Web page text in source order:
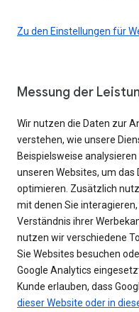
Zu den Einstellungen für
Messung der
Wir nutzen die Daten zur
verstehen, wie unsere
Beispielsweise
unseren Websites, um
optimieren. Zusätzlich
mit denen Sie
Verständnis ihrer
nutzen wir verschiedene
Sie Websites besuchen
Google Analytics
Kunde erlauben, dass
dieser Website oder in